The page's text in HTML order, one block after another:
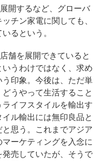
開するなど、グローバ
チン家電に関しても、
るという。
舗を展開できていると
うわけではなく、求め
印象。今後は、ただ単
うやって生活すること
イフスタイルを輸出す
ル輸出には無印良品と
思う。これまでアジア
ーケティングを入念に
売していたが、そうで